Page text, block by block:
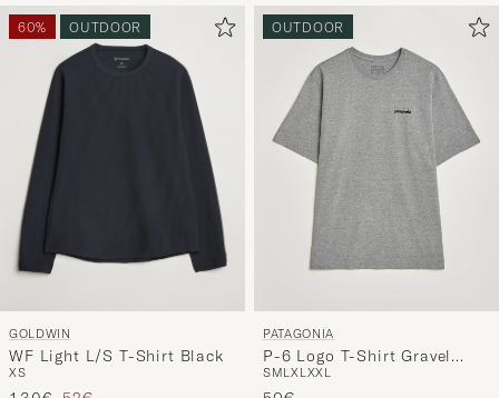
60% OUTDOOR
GOLDWIN
WF Light L/S T-Shirt Black
XS
OUTDOOR
PATAGONIA
P-6 Logo T-Shirt Gravel
Heather
SMLXLXXL